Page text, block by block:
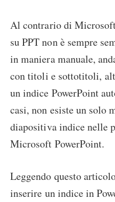
Al contrario di
su PPT non è sempre
in maniera manuale,
con titoli e sottotitoli,
un indice PowerPoint
casi, non esiste un solo
diapositiva indice nelle
Microsoft PowerPoint.
Leggendo questo
inserire un indice in